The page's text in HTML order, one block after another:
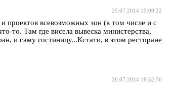
25.07.2014 19:09:22
проектов всевозможных зон (в том числе и с
то. Там где висела вывеска министерства,
и саму гостиницу...Кстати, в этом ресторане
26.07.2014 18:52:56